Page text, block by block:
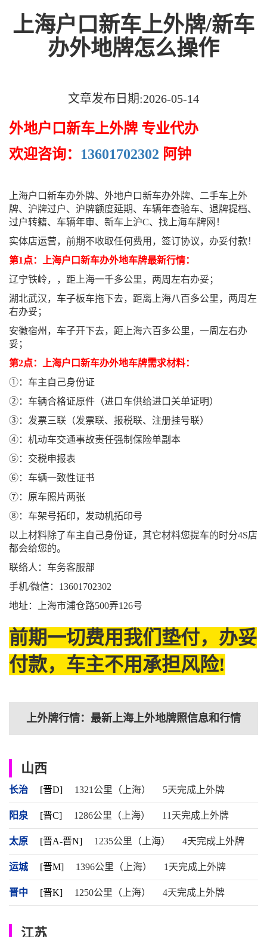
上海户口新车上外牌/新车
办外地牌怎么操作
文章发布日期:2026-05-14
外地户口新车上外牌 专业代办
欢迎咨询： 13601702302 阿钟
上海户口新车办外牌、外地户口新车办外牌、二手车上外
牌、沪牌过户、沪牌额度延期、车辆年查验车、退牌提档、
过户转籍、车辆年审、新车上沪C、找上海车牌网！
实体店运营，前期不收取任何费用，签订协议，办妥付款！
第1点：上海户口新车办外地车牌最新行情：
辽宁铁岭，，距上海一千多公里，两周左右办妥；
湖北武汉，车子板车拖下去，距离上海八百多公里，两周左
右办妥；
安徽宿州，车子开下去，距上海六百多公里，一周左右办
妥；
第2点：上海户口新车办外地车牌需求材料：
①：车主自己身份证
②：车辆合格证原件（进口车供给进口关单证明）
③：发票三联（发票联、报税联、注册挂号联）
④：机动车交通事故责任强制保险单副本
⑤：交税申报表
⑥：车辆一致性证书
⑦：原车照片两张
⑧：车架号拓印，发动机拓印号
以上材料除了车主自己身份证，其它材料您提车的时分4S店
都会给您的。
联络人：车务客服部
手机/微信：13601702302
地址：上海市浦仓路500弄126号
前期一切费用我们垫付，办妥
付款，车主不用承担风险!
上外牌行情：最新上海上外地牌照信息和行情
山西
长治 [晋D] 1321公里（上海） 5天完成上外牌
阳泉 [晋C] 1286公里（上海） 11天完成上外牌
太原 [晋A-晋N] 1235公里（上海） 4天完成上外牌
运城 [晋M] 1396公里（上海） 1天完成上外牌
晋中 [晋K] 1250公里（上海） 4天完成上外牌
江苏